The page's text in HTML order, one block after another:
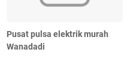
Pusat pulsa elektrik murah
Wanadadi